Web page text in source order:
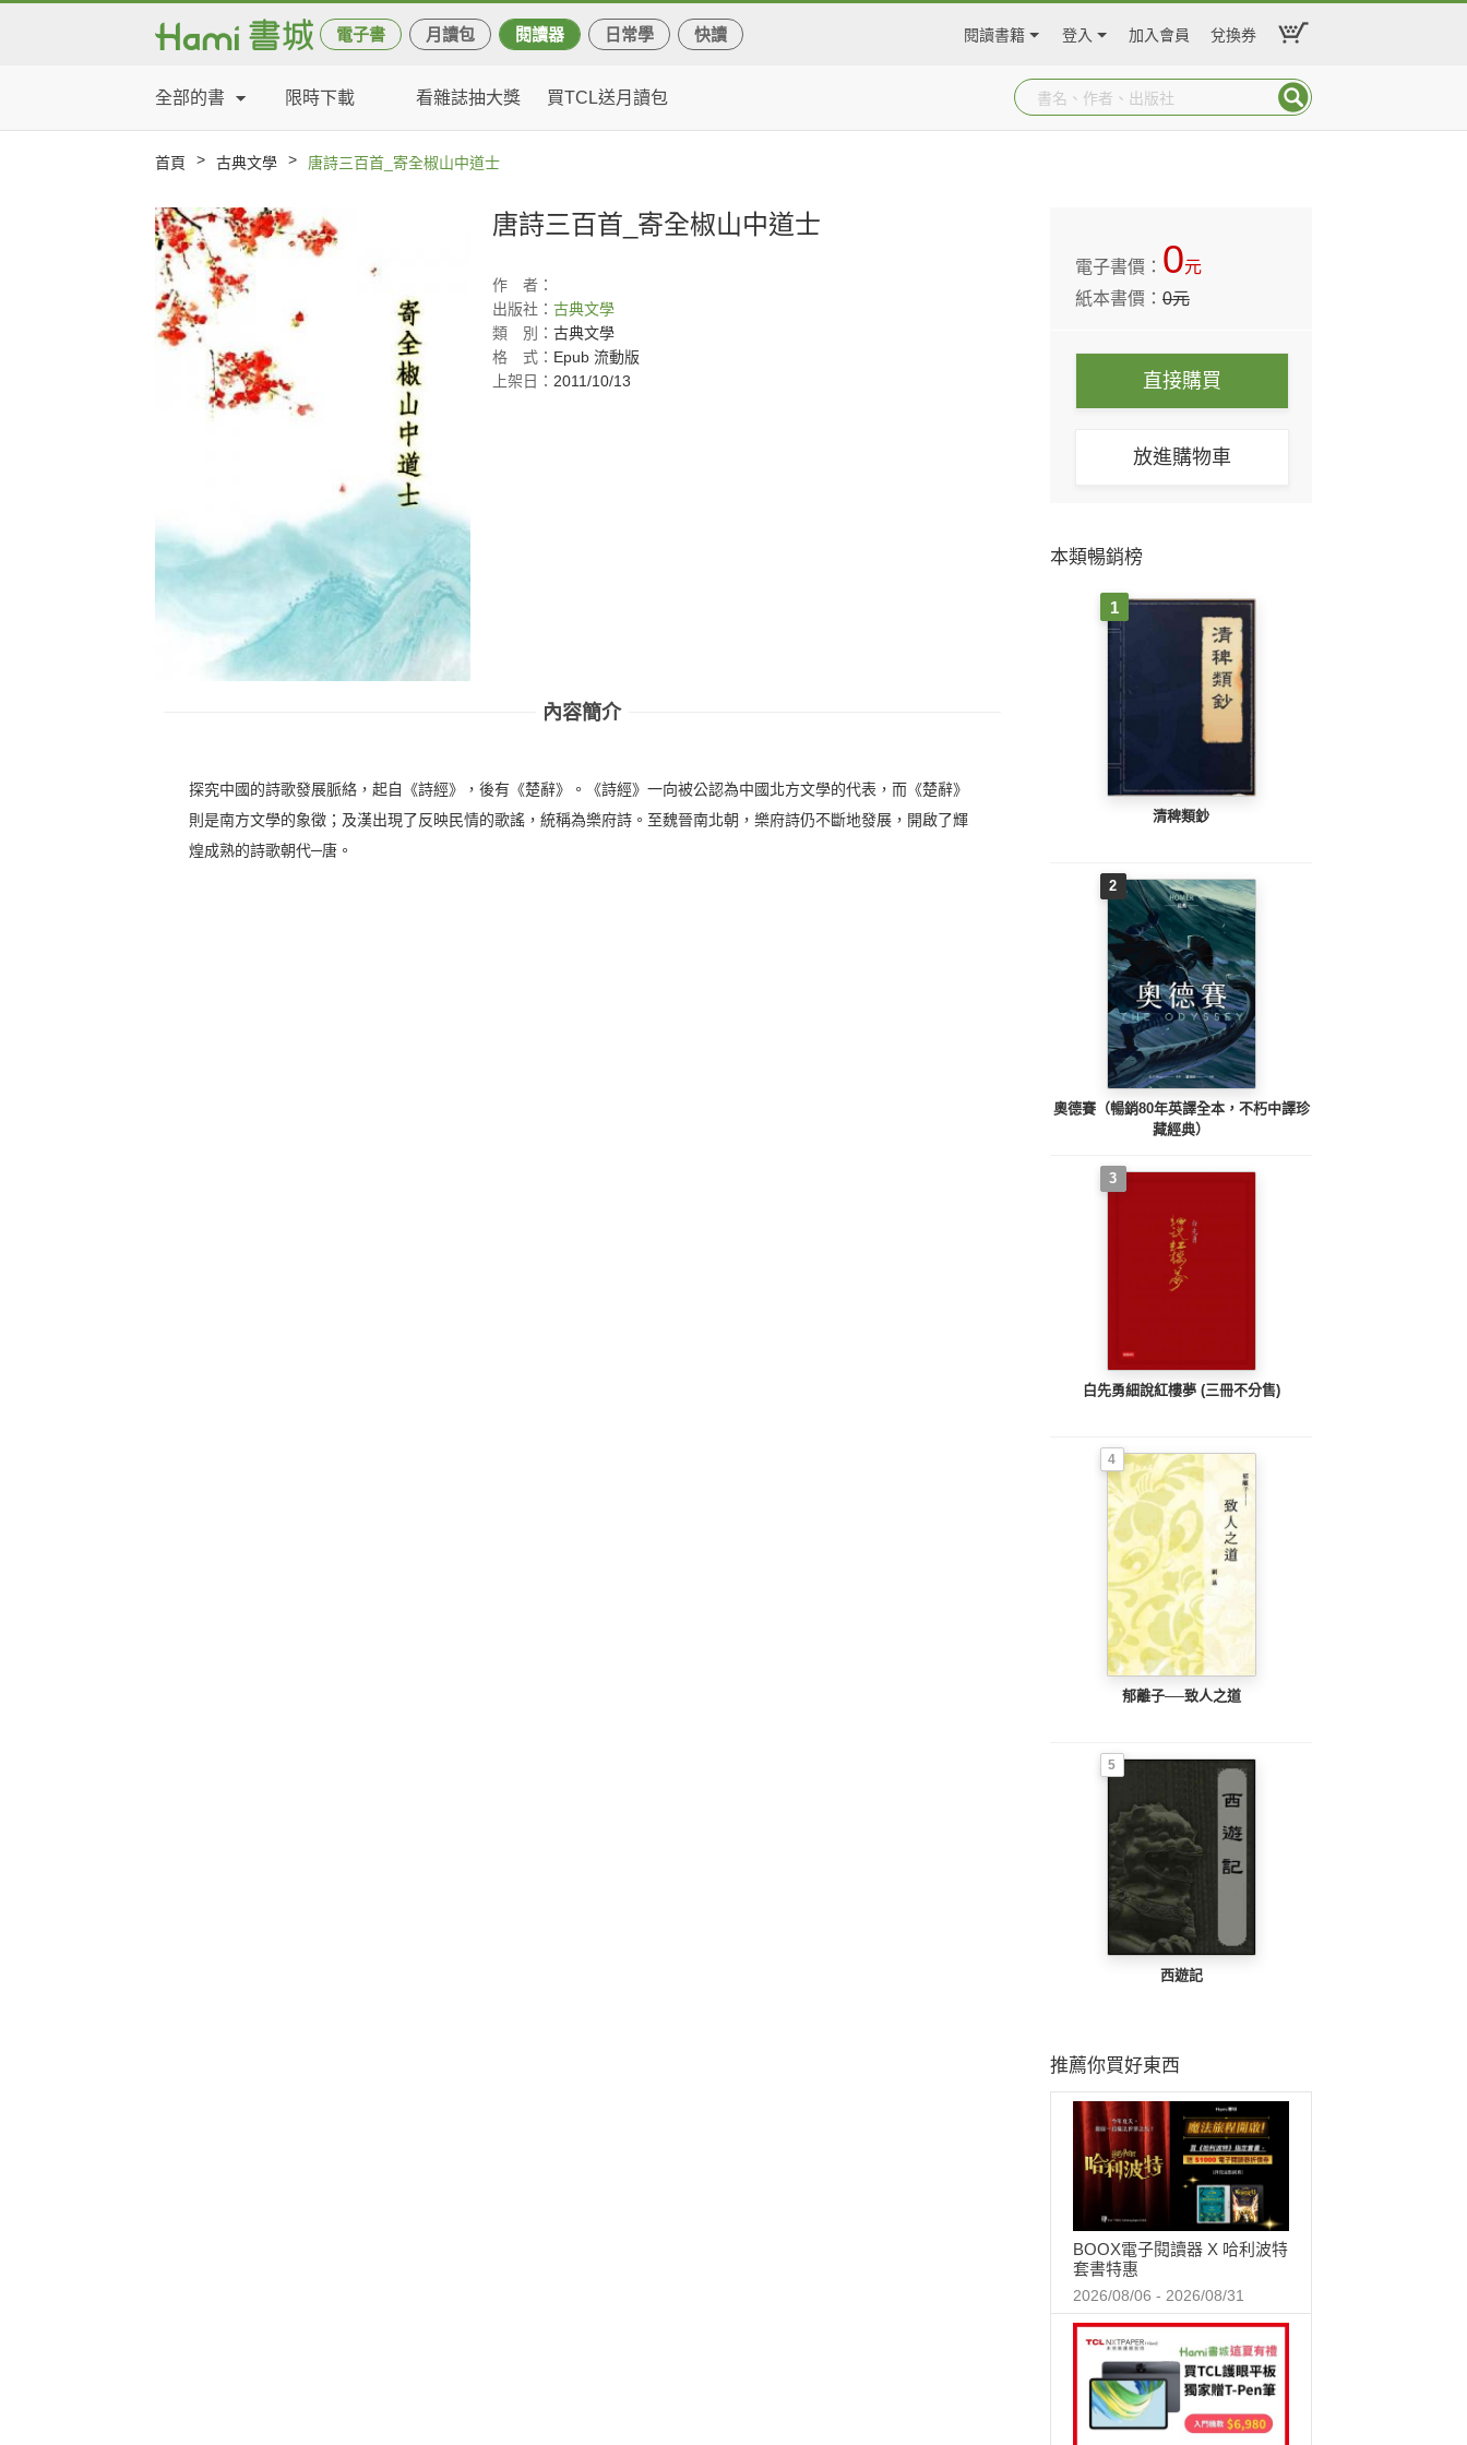
電子書 月讀包 閱讀器 日常學 快讀 閱讀書籍 登入 加入會員 兌換券
全部的書 限時下載 看雜誌抽大獎 買TCL送月讀包
首頁 > 古典文學 > 唐詩三百首_寄全椒山中道士
唐詩三百首_寄全椒山中道士
作
者：
出版社： 古典文學
類
別： 古典文學
格
式： Epub 流動版
上架日： 2011/10/13
內容簡介
探究中國的詩歌發展脈絡，起自《詩經》，後有《楚辭》。《詩經》一向被公認為中國北方文學的代表，而《楚辭》
則是南方文學的象徵；及漢出現了反映民情的歌謠，統稱為樂府詩。至魏晉南北朝，樂府詩仍不斷地發展，開啟了輝
煌成熟的詩歌朝代─唐。
電子書價： 0元
紙本書價：0元
直接購買
放進購物車
本類暢銷榜
1
清稗類鈔
2
奧德賽（暢銷80年英譯全本，不朽中譯珍
藏經典）
3
白先勇細說紅樓夢 (三冊不分售)
4
郁離子──致人之道
5
西遊記
推薦你買好東西
BOOX電子閱讀器 X 哈利波特
套書特惠
2026/08/06 - 2026/08/31